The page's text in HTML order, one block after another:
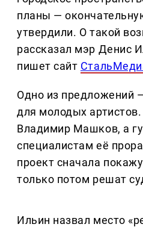
планы —
утвердили. О такой
рассказал мэр Денис
пишет сайт
Одно из предложений
для молодых
Владимир Машков, а
специалистам её
проект сначала
только потом решат
Ильин назвал место